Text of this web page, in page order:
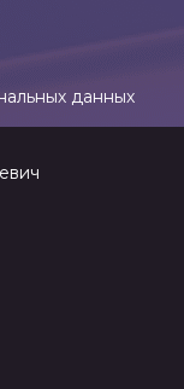
данных